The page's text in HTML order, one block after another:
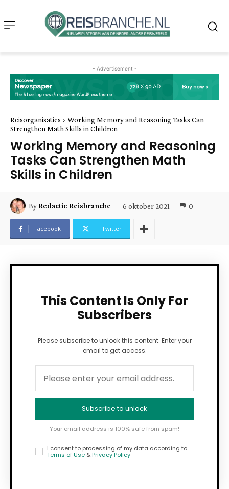
- Advertisement -
Reisorganisaties
Working Memory and Reasoning Tasks Can
Strengthen Math Skills in Children
Working Memory and Reasoning
Tasks Can Strengthen Math
Skills in Children
By Redactie Reisbranche 6 oktober 2021 0
Facebook Twitter
This Content Is Only For
Subscribers
Please subscribe to unlock this content. Enter your
email to get access.
Subscribe to unlock
Your email address is 100% safe from spam!
I consent to processing of my data according to
Terms of Use &Privacy Policy